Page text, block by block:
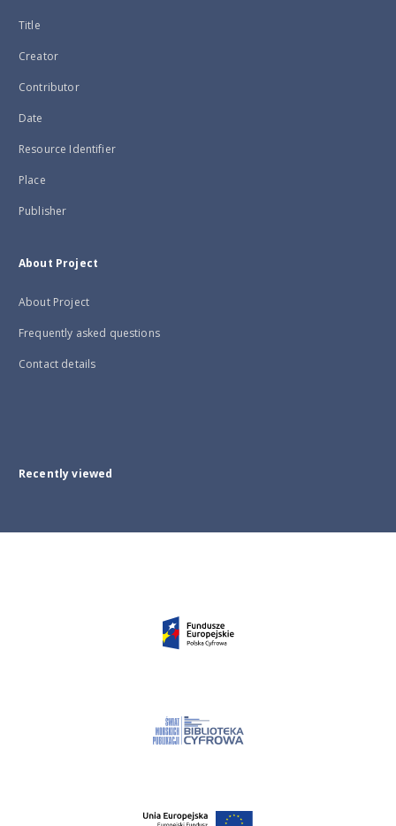
Title
Creator
Contributor
Date
Resource Identifier
Place
Publisher
About Project
About Project
Frequently asked questions
Contact details
Recently viewed